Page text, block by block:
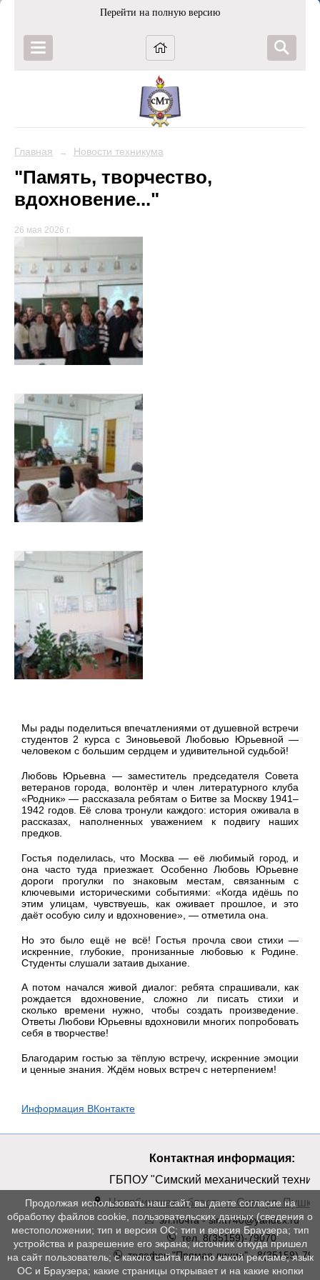
Перейти на полную версию
Главная → Новости техникума
"Память, творчество,
вдохновение..."
26 мая 2026 г.
Мы рады поделиться впечатлениями от душевной встречи
студентов 2 курса с Зиновьевой Любовью Юрьевной —
человеком с большим сердцем и удивительной судьбой!
Любовь Юрьевна — заместитель председателя Совета
ветеранов города, волонтёр и член литературного клуба
«Родник» — рассказала ребятам о Битве за Москву 1941–
1942 годов. Её слова тронули каждого: история оживала в
рассказах, наполненных уважением к подвигу наших
предков.
Гостья поделилась, что Москва — её любимый город, и
она часто туда приезжает. Особенно Любовь Юрьевне
дороги прогулки по знаковым местам, связанным с
ключевыми историческими событиями: «Когда идёшь по
этим улицам, чувствуешь, как оживает прошлое, и это
даёт особую силу и вдохновение», — отметила она.
Но это было ещё не всё! Гостья прочла свои стихи —
искренние, глубокие, пронизанные любовью к Родине.
Студенты слушали затаив дыхание.
А потом начался живой диалог: ребята спрашивали, как
рождается вдохновение, сложно ли писать стихи и
сколько времени нужно, чтобы создать произведение.
Ответы Любови Юрьевны вдохновили многих попробовать
себя в творчестве!
Благодарим гостью за тёплую встречу, искренние эмоции
и ценные знания. Ждём новых встреч с нетерпением!
Информация ВКонтакте
Контактная информация:
ГБПОУ "Симский механический
Челябинская область, г. Сим, ул.
эл.почта - simt740@yandex.ru
тел. 8(35159)-79070
телефон "Прямая линия" - 8(35159)-
Продолжая использовать наш сайт, вы даете согласие на
обработку файлов cookie, пользовательских данных (сведения о
местоположении; тип и версия ОС; тип и версия Браузера; тип
устройства и разрешение его экрана; источник откуда пришел
на сайт пользователь; с какого сайта или по какой рекламе; язык
ОС и Браузера; какие страницы открывает и на какие кнопки